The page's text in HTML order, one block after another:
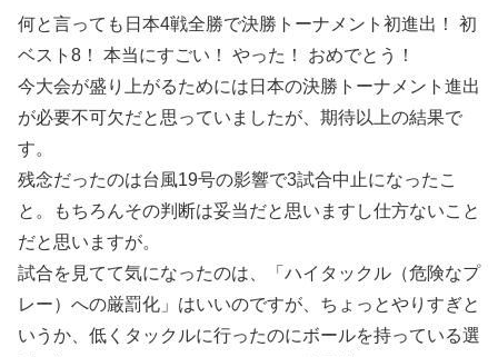
何と言っても日本4戦全勝で決勝トーナメント初進出！ 初
ベスト8！ 本当にすごい！ やった！ おめでとう！
今大会が盛り上がるためには日本の決勝トーナメント進出
が必要不可欠だと思っていましたが、期待以上の結果で
す。
残念だったのは台風19号の影響で3試合中止になったこ
と。もちろんその判断は妥当だと思いますし仕方ないこと
だと思いますが。
試合を見てて気になったのは、「ハイタックル（危険なプ
レー）への厳罰化」はいいのですが、ちょっとやりすぎと
いうか、低くタックルに行ったのにボールを持っている選